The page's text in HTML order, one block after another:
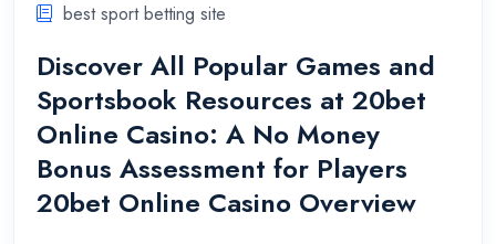
best sport betting site
Discover All Popular Games and
Sportsbook Resources at 20bet
Online Casino: A No Money
Bonus Assessment for Players
20bet Online Casino Overview